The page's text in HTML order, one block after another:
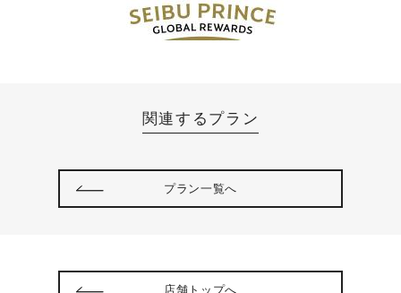
関連するプラン
プラン一覧へ
店舗トップへ